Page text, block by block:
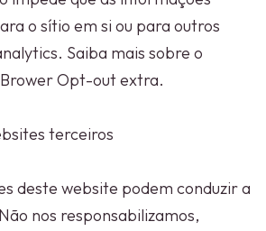
o sítio em si ou para outros
Saiba mais sobre o
Opt-out extra.
terceiros
deste website podem conduzir a
nos responsabilizamos,